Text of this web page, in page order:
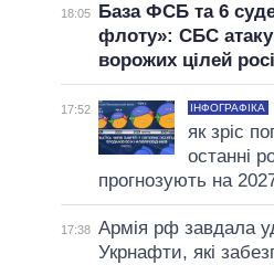
18:05
База ФСБ та 6
флоту»: СБС
ворожих цілей
17:52 ІНФОГРАФІКА
як зріс
останні
прогнозують на
17:38 Армія рф завдала
Укрнафти, які